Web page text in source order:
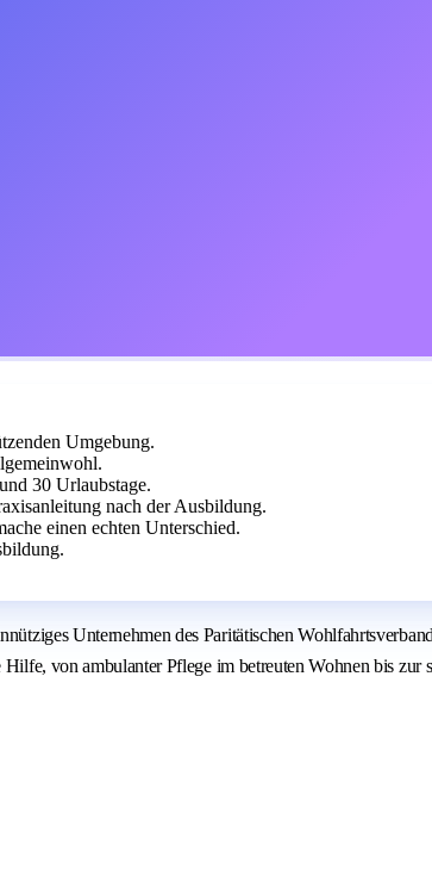
Umgebung.
30 Urlaubstage.
nach der Ausbildung.
einen echten Unterschied.
Unternehmen des Paritätischen
von ambulanter Pflege im betreuten Wohnen bis